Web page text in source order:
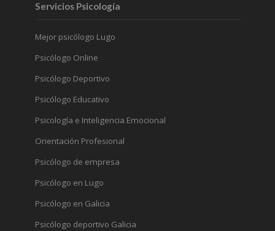
Servicios Psicología
Mejor psicólogo Lugo
Psicólogo Online
Psicólogo Deportivo
Psicólogo Educativo
Psicología e Inteligencia Emocional
Orientación Profesional
Psicólogo de empresa
Psicólogo en Lugo
Psicólogo en Galicia
Psicólogo deportivo Galicia